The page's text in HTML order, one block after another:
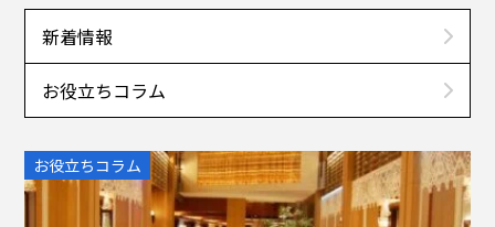
新着情報
お役立ちコラム
お役立ちコラム